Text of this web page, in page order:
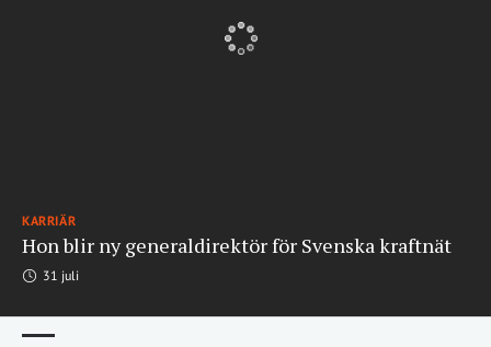
KARRIÄR
Hon blir ny generaldirektör för Svenska kraftnät
31 juli